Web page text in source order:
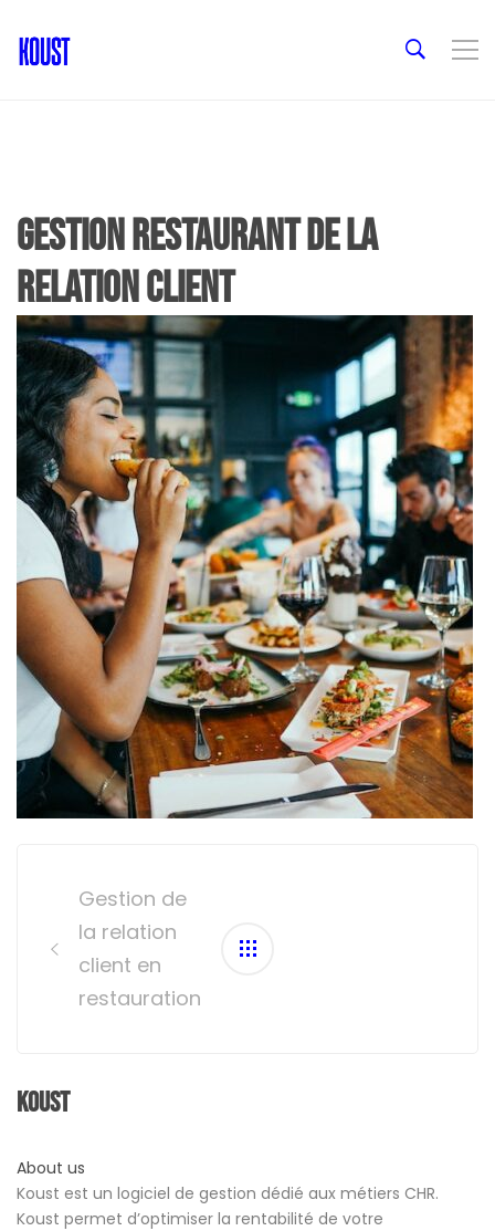
gestion restaurant de la
relation client
navigationGestion de
la relation
client en
restauration
Koust
About us
Koust est un logiciel de gestion dédié aux métiers CHR.
Koust permet d’optimiser la rentabilité de votre